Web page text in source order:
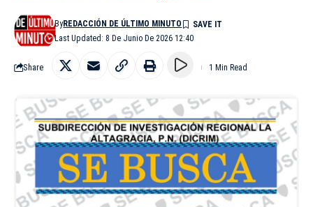
Last Updated: 8 De Junio De 2026 12:40
ByREDACCIÓN DE ÚLTIMO MINUTO
Share 1 Min Read